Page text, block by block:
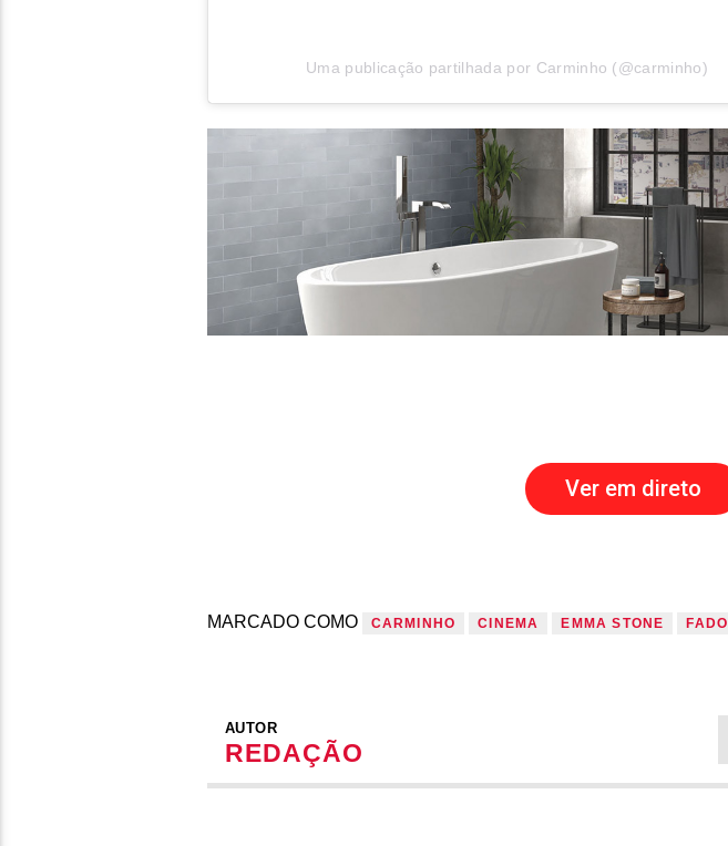
Uma publicação partilhada por Carminho (@carminho)
Ver em direto
MARCADO COMO CARMINHO CINEMA EMMA STONE FADO
AUTOR
REDAÇÃO